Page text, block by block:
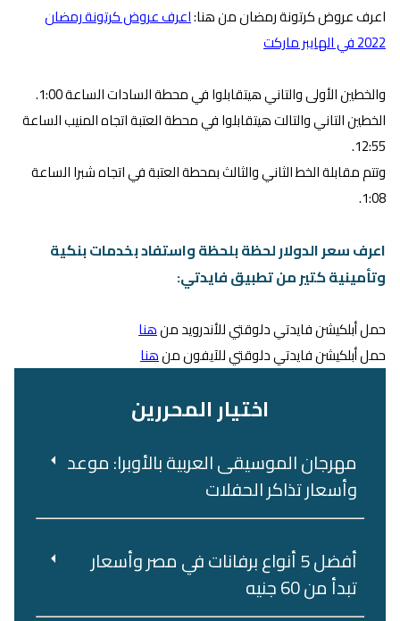
اعرف عروض كرتونة رمضان من هنا:اعرف عروض كرتونة رمضان
2022 في الهايبر ماركت
والخطين الأولى والتاني هيتقابلوا في محطة السادات الساعة 1:00.
الخطين التاني والتالت هيتقابلوا في محطة العتبة اتجاه المنيب الساعة
12:55.
وتتم مقابلة الخط الثاني والثالث بمحطة العتبة في اتجاه شبرا الساعة
1:08.
اعرف سعر الدولار لحظة بلحظة واستفاد بخدمات بنكية
وتأمينية كتير من تطبيق فايدتي:
حمل أبلكيشن فايدتي دلوقتي للأندرويد منهنا
حمل أبلكيشن فايدتي دلوقتي للآيفون منهنا
اختيار المحررين
مهرجان الموسيقى العربية بالأوبرا: موعد
وأسعار تذاكر الحفلات
أفضل 5 أنواع برفانات في مصر وأسعار
تبدأ من 60 جنيه